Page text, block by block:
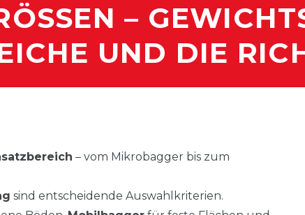
–
UND DIE
– vom Mikrobagger bis zum
sind entscheidende Auswahlkriterien.